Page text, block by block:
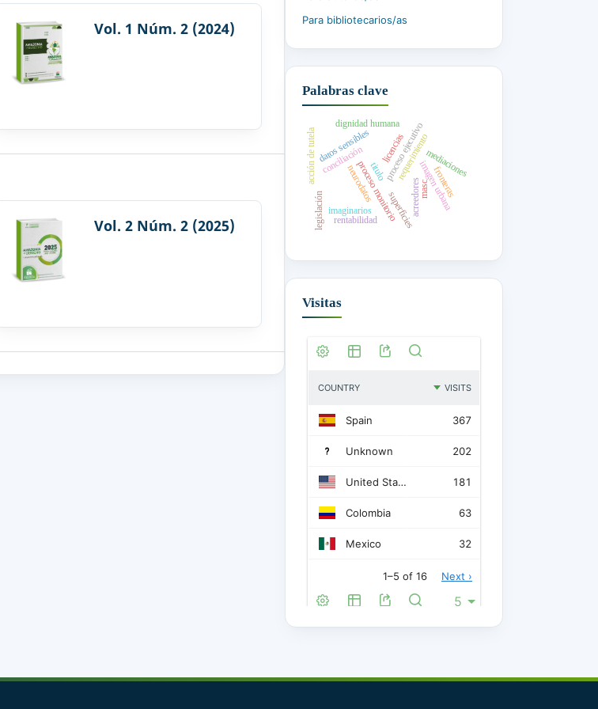
Vol. 1 Núm. 2 (2024)
Vol. 2 Núm. 2 (2025)
Para bibliotecarios/as
Palabras clave
proceso monitorio
conciliación proceso ejecutivo
acreedores
titulo requerimiento
neurodatos
datos sensibles
acción de tutela
imagen urbana
imaginarios
mediaciones
licencias
legislación rentabilidad
fronteras
masc
superficies
dignidad humana
Visitas